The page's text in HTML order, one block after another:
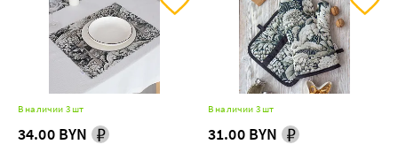
В наличии 3 шт
34.00 BYN
В наличии 3 шт
31.00 BYN